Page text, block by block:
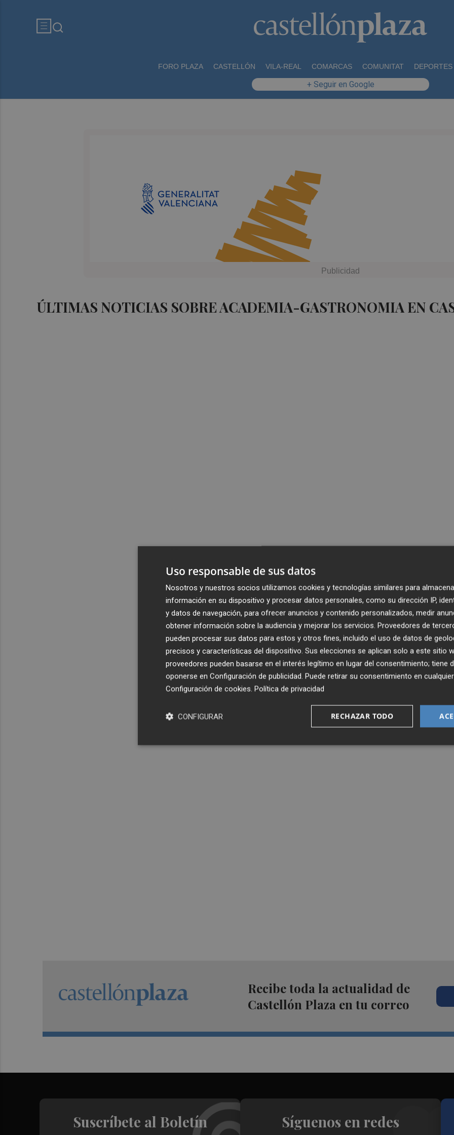
FORO PLAZA CASTELLÓN VILA-REAL COMARCAS COMUNITAT DEPORTES
+ Seguir en Google
ÚLTIMAS NOTICIAS SOBRE ACADEMIA-GASTRONOMIA EN
Recibe toda la actualidad de
Castellón Plaza en tu correo
Suscríbete al Boletín Síguenos en redes
Uso responsable de sus datos
Nosotros y nuestros socios utilizamos cookies y tecnologías similares para
información en su dispositivo y procesar datos personales, como su dirección IP,
y datos de navegación, para ofrecer anuncios y contenido personalizados, medir
obtener información sobre la audiencia y mejorar los servicios. Proveedores de
pueden procesar sus datos para estos y otros fines, incluido el uso de datos de
precisos y características del dispositivo. Sus elecciones se aplican solo a este sitio
proveedores pueden basarse en el interés legítimo en lugar del consentimiento; tiene
oponerse en Configuración de publicidad. Puede retirar su consentimiento en
Configuración de cookies. Política de privacidad
RECHAZAR TODO
CONFIGURAR